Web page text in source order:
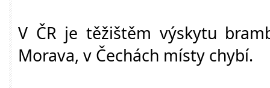
V ČR je těžištěm výskytu
Morava, v Čechách místy chybí.